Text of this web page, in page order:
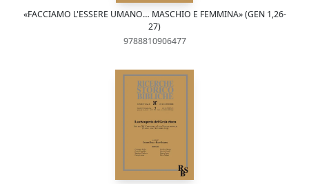
«FACCIAMO L'ESSERE UMANO… MASCHIO E FEMMINA» (GEN 1,26-
27)
9788810906477